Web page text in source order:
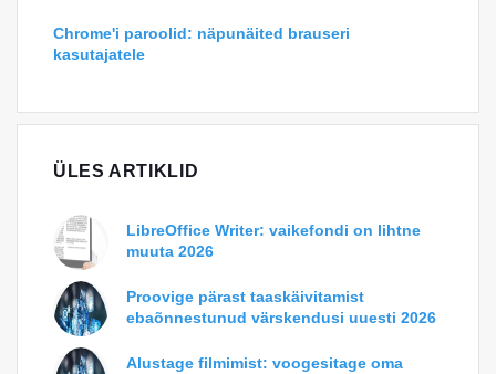
Chrome'i paroolid: näpunäited brauseri
kasutajatele
ÜLES ARTIKLID
LibreOffice Writer: vaikefondi on lihtne
muuta 2026
Proovige pärast taaskäivitamist
ebaõnnestunud värskendusi uuesti 2026
Alustage filmimist: voogesitage oma